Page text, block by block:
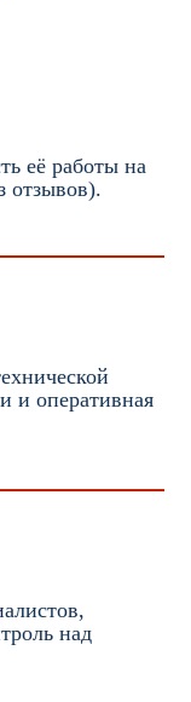
её работы на
отзывов).
и оперативная
над